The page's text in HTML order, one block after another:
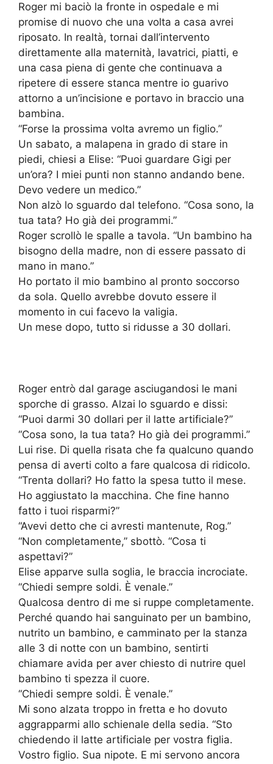
Roger mi baciò la fronte in ospedale e mi
promise di nuovo che una volta a casa avrei
riposato. In realtà, tornai dall’intervento
direttamente alla maternità, lavatrici, piatti, e
una casa piena di gente che continuava a
ripetere di essere stanca mentre io guarivo
attorno a un’incisione e portavo in braccio una
bambina.
“Forse la prossima volta avremo un figlio.”
Un sabato, a malapena in grado di stare in
piedi, chiesi a Elise: “Puoi guardare Gigi per
un’ora? I miei punti non stanno andando bene.
Devo vedere un medico.”
Non alzò lo sguardo dal telefono. “Cosa sono, la
tua tata? Ho già dei programmi.”
Roger scrollò le spalle a tavola. “Un bambino ha
bisogno della madre, non di essere passato di
mano in mano.”
Ho portato il mio bambino al pronto soccorso
da sola. Quello avrebbe dovuto essere il
momento in cui facevo la valigia.
Un mese dopo, tutto si ridusse a 30 dollari.
Roger entrò dal garage asciugandosi le mani
sporche di grasso. Alzai lo sguardo e dissi:
“Puoi darmi 30 dollari per il latte artificiale?”
“Cosa sono, la tua tata? Ho già dei programmi.”
Lui rise. Di quella risata che fa qualcuno quando
pensa di averti colto a fare qualcosa di ridicolo.
“Trenta dollari? Ho fatto la spesa tutto il mese.
Ho aggiustato la macchina. Che fine hanno
fatto i tuoi risparmi?”
“Avevi detto che ci avresti mantenute, Rog.”
“Non completamente,” sbottò. “Cosa ti
aspettavi?”
Elise apparve sulla soglia, le braccia incrociate.
“Chiedi sempre soldi. È venale.”
Qualcosa dentro di me si ruppe completamente.
Perché quando hai sanguinato per un bambino,
nutrito un bambino, e camminato per la stanza
alle 3 di notte con un bambino, sentirti
chiamare avida per aver chiesto di nutrire quel
bambino ti spezza il cuore.
“Chiedi sempre soldi. È venale.”
Mi sono alzata troppo in fretta e ho dovuto
aggrapparmi allo schienale della sedia. “Sto
chiedendo il latte artificiale per vostra figlia.
Vostro figlio. Sua nipote. E mi servono ancora